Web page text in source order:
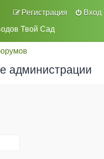
Вход
Регистрация
Твой Сад
администрации